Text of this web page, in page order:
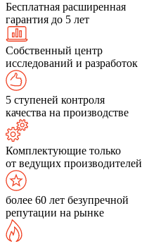
Бесплатная расширенная
гарантия до 5 лет
Собственный центр
исследований и разработок
5 ступеней контроля
качества на производстве
Комплектующие только
от ведущих производителей
более 60 лет безупречной
репутации на рынке